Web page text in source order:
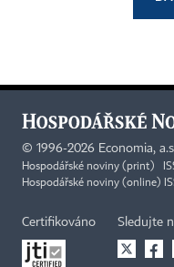
© 1996-2026 Economia,
Hospodářské noviny (print)
Hospodářské noviny (online)
Certifikováno Sledujte